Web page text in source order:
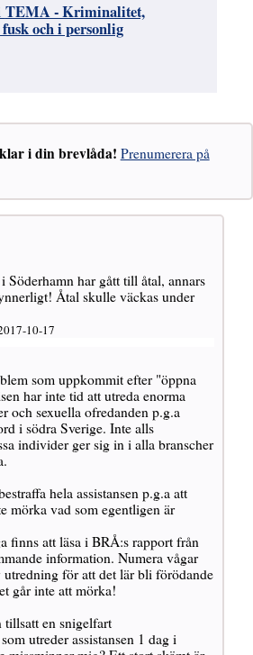
TEMA - Kriminalitet,
och i personlig
i din brevlåda! Prenumerera på
Söderhamn har gått till åtal, annars
Åtal skulle väckas under
10-17
som uppkommit efter "öppna
har inte tid att utreda enorma
och sexuella ofredanden p.g.a
i södra Sverige. Inte alls
individer ger sig in i alla branscher
hela assistansen p.g.a att
mörka vad som egentligen är
finns att läsa i BRÅ:s rapport från
information. Numera vågar
utredning för att det lär bli förödande
går inte att mörka!
tillsatt en snigelfart
utreder assistansen 1 dag i